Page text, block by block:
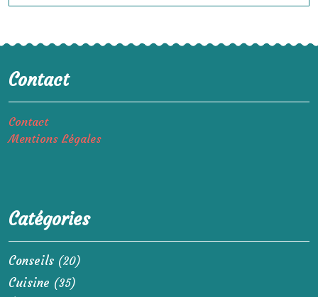
Contact
Contact
Mentions Légales
Catégories
Conseils (20)
Cuisine (35)